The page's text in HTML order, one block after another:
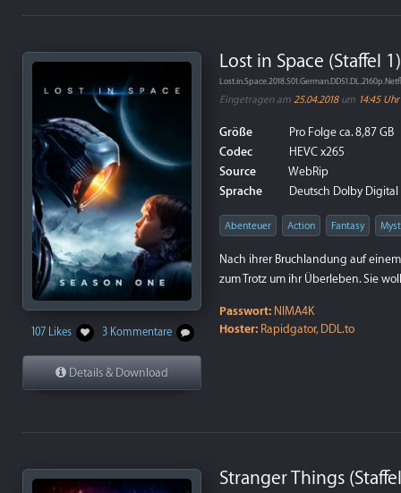
107 Likes 3 Kommentare
Details & Download
Lost in Space (Staffel 1)
Eingetragen am 25.04.2018um 14:45 Uhr
Größe
Pro Folge ca. 8,87 GB
Codec
HEVC x265
Source
WebRip
Sprache
Deutsch Dolby Digital
Abenteuer Action Fantasy
Nach ihrer Bruchlandung auf
zum Trotz um ihr Überleben. Sie
Passwort: NIMA4K
Hoster: Rapidgator, DDL.to
Stranger Things